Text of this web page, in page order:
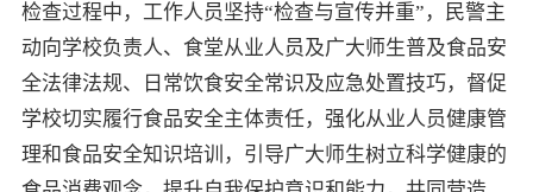
检查过程中，工作人员坚持“检查与宣传并重”，民警主
动向学校负责人、食堂从业人员及广大师生普及食品安
全法律法规、日常饮食安全常识及应急处置技巧，督促
学校切实履行食品安全主体责任，强化从业人员健康管
理和食品安全知识培训，引导广大师生树立科学健康的